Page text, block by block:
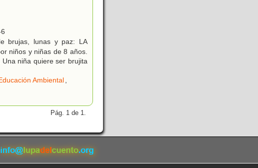
brujas, lunas y paz: LA
niños y niñas de 8 años.
niña quiere ser brujita
Ambiental,
Pág. 1 de 1.